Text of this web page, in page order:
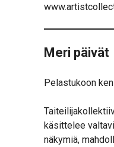
Meri päivät
Pelastukoon
käsittelee
näkymiä,